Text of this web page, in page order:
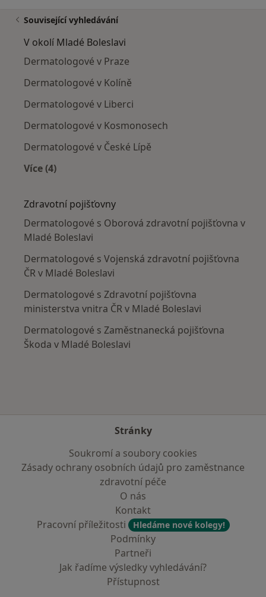
Související vyhledávání
V okolí Mladé Boleslavi
Dermatologové v Praze
Dermatologové v Kolíně
Dermatologové v Liberci
Dermatologové v Kosmonosech
Dermatologové v České Lípě
Více (4)
Zdravotní pojišťovny
Dermatologové s Oborová zdravotní pojišťovna v
Mladé Boleslavi
Dermatologové s Vojenská zdravotní pojišťovna
ČR v Mladé Boleslavi
Dermatologové s Zdravotní pojišťovna
ministerstva vnitra ČR v Mladé Boleslavi
Dermatologové s Zaměstnanecká pojišťovna
Škoda v Mladé Boleslavi
Stránky
Soukromí a soubory cookies
Zásady ochrany osobních údajů pro zaměstnance
zdravotní péče
O nás
Kontakt
Pracovní příležitosti
Hledáme nové kolegy!
Podmínky
Partneři
Jak řadíme výsledky vyhledávání?
Přístupnost